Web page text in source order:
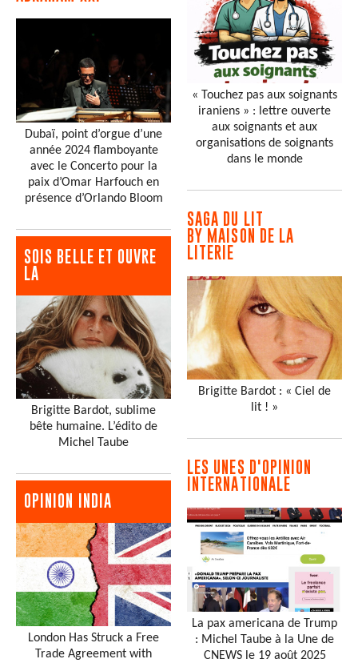
Dubaï, point d’orgue d’une
année 2024 flamboyante
avec le Concerto pour la
paix d’Omar Harfouch en
présence d’Orlando Bloom
SOIS BELLE ET OUVRE
LA
Brigitte Bardot, sublime
bête humaine. L’édito de
Michel Taube
OPINION INDIA
London Has Struck a Free
Trade Agreement with
« Touchez pas aux soignants
iraniens » : lettre ouverte
aux soignants et aux
organisations de soignants
dans le monde
SAGA DU LIT
BY MAISON DE LA
LITERIE
Brigitte Bardot : « Ciel de
lit ! »
LES UNES D'OPINION
INTERNATIONALE
La pax americana de Trump
: Michel Taube à la Une de
CNEWS le 19 août 2025